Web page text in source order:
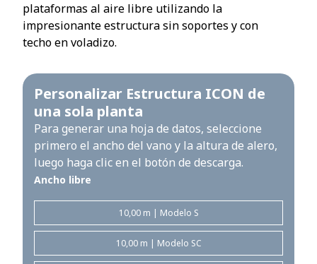
plataformas al aire libre utilizando la
impresionante estructura sin soportes y con
techo en voladizo.
Personalizar Estructura ICON de
una sola planta
Para generar una hoja de datos, seleccione
primero el ancho del vano y la altura de alero,
luego haga clic en el botón de descarga.
Ancho libre
10,00 m | Modelo S
10,00 m | Modelo SC